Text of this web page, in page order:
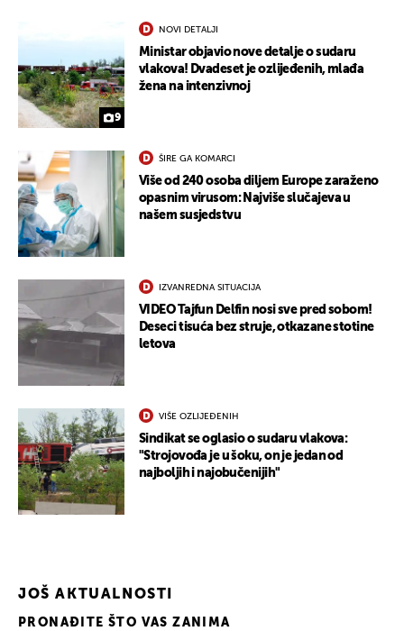
9
NOVI DETALJI
Ministar objavio nove detalje o sudaru
vlakova! Dvadeset je ozlijeđenih, mlađa
žena na intenzivnoj
ŠIRE GA KOMARCI
Više od 240 osoba diljem Europe zaraženo
opasnim virusom: Najviše slučajeva u
našem susjedstvu
IZVANREDNA SITUACIJA
VIDEO Tajfun Delfin nosi sve pred sobom!
Deseci tisuća bez struje, otkazane stotine
letova
VIŠE OZLIJEĐENIH
Sindikat se oglasio o sudaru vlakova:
"Strojovođa je u šoku, on je jedan od
najboljih i najobučenijih"
JOŠ AKTUALNOSTI
PRONAĐITE ŠTO VAS ZANIMA